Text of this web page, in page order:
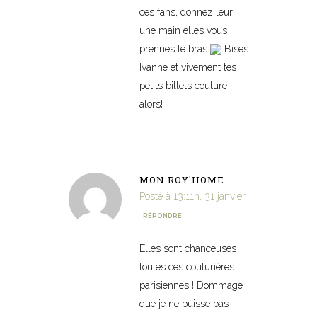
ces fans, donnez leur
une main elles vous
prennes le bras
Bises
Ivanne et vivement tes
petits billets couture
alors!
MON ROY'HOME
Posté à 13:11h, 31 janvier
RÉPONDRE
Elles sont chanceuses
toutes ces couturières
parisiennes ! Dommage
que je ne puisse pas